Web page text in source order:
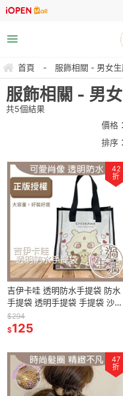
首頁 - 服飾相關 - 男女
服飾相關 - 男
共5個結果
價格
排序
42
折
吉伊卡哇 透明防水手提袋 防水
手提袋 透明手提袋 手提袋 沙灘
包 燚 過生活 燚
$294
$125
47
折